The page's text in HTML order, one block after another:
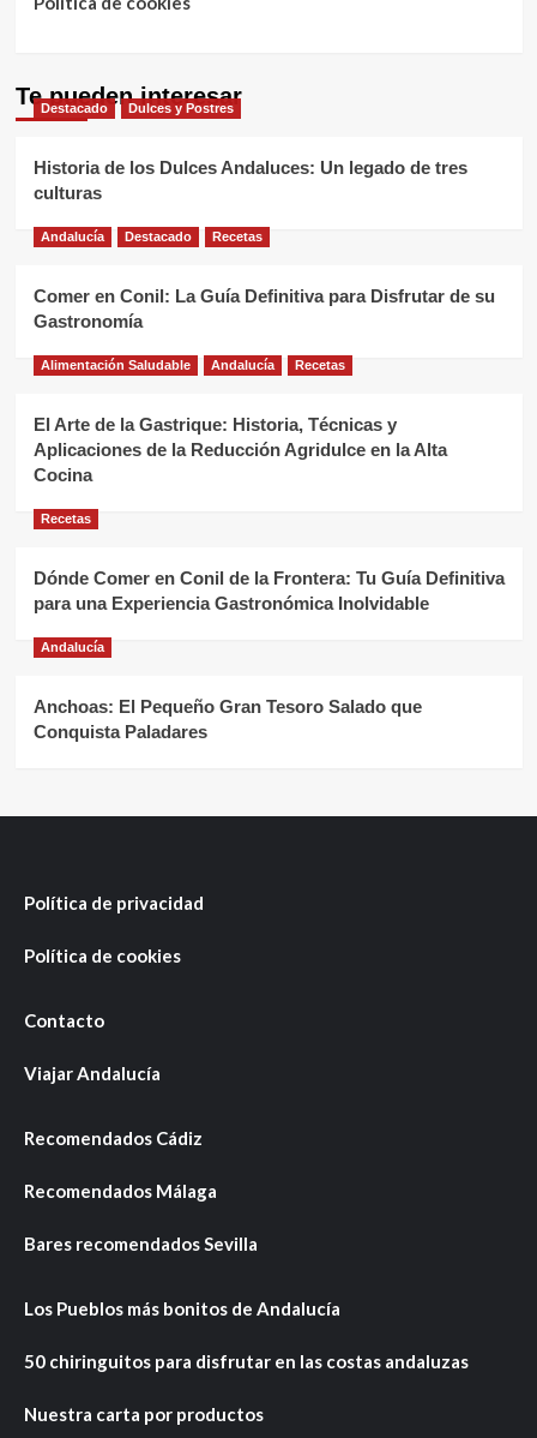
Te pueden interesar
Destacado Dulces y Postres
Historia de los Dulces Andaluces: Un legado de tres
culturas
Andalucía Destacado Recetas
Comer en Conil: La Guía Definitiva para Disfrutar de su
Gastronomía
Alimentación Saludable Andalucía Recetas
El Arte de la Gastrique: Historia, Técnicas y
Aplicaciones de la Reducción Agridulce en la Alta
Cocina
Recetas
Dónde Comer en Conil de la Frontera: Tu Guía Definitiva
para una Experiencia Gastronómica Inolvidable
Andalucía
Anchoas: El Pequeño Gran Tesoro Salado que
Conquista Paladares
Política de privacidad
Política de cookies
Contacto
Viajar Andalucía
Recomendados Cádiz
Recomendados Málaga
Bares recomendados Sevilla
Los Pueblos más bonitos de Andalucía
50 chiringuitos para disfrutar en las costas andaluzas
Nuestra carta por productos